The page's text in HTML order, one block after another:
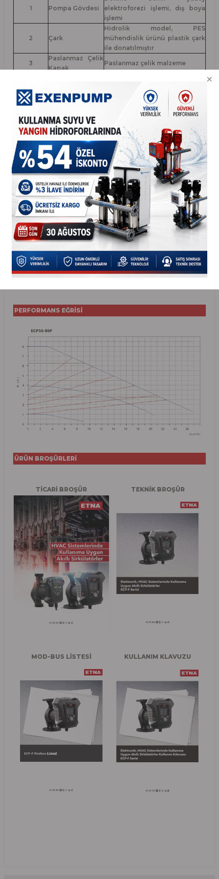
1 Pompa Gövdesi
elektroforezi işlemi, dış boya
işlemi
2 Çark
Hidrolik model, PES
mühendislik ürünü plastik çark
ile donatılmıştır
3
Paslanmaz Çelik
Kapak
Paslanmaz çelik malzeme
duvar ayna kaplamalı
5
Alüminyum alaşımlı kovan,
yüzey siyah elektroforez ile
6
Gövde
Dışında plastik sprey işlemi
7
Stator
Tam bakır tel
8
Sürücü
Elektronik cihaz
9
Kontrol Panosu
Elektronik cihaz
10
Yalitim Kalkanı Siyah plastik
11 Kapak
Yüksek mukavemetli plastik,
yüzeyde doku işlemi,
yalıtım malzemesinde ikincil
vulkanizasyon işlemi, güzel ve
şık görünüm
12
Rulman Kahverengi seramik
Paslanmaz çelik şaft + tungsten
karbür sprey işlemi
14 Köpük
Isı koruma ve güvenlik koruma
özelliklerine sahip siyah EPP
malzemesi.
PERFORMANS EĞRİSİ
ÜRÜN BROŞÜRLERİ
TİCARİ BROŞÜR TEKNİK BROŞÜR
MOD-BUS LİSTESİ KULLANIM KLAVUZU